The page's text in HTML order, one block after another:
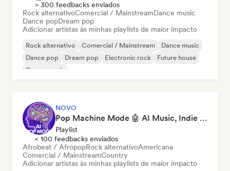
> 300 feedbacks enviados
Rock alternativoComercial / MainstreamDance music
Dance popDream pop
Adicionar artistas às minhas playlists de maior impacto
Rock alternativo Comercial / Mainstream
Dance music
Dance pop
Dream pop Electronic rock
Future house
Garage rock
NOVO
Pop Machine Mode 🤖 AI Music, Indie Pop & Dream Pop
Playlist
< 100 feedbacks enviados
Afrobeat / AfropopRock alternativoAmericana
Comercial / MainstreamCountry
Adicionar artistas às minhas playlists de maior impacto